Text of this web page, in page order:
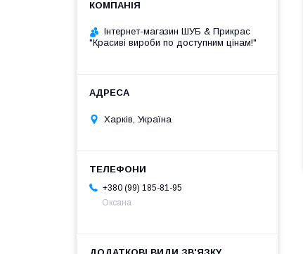
Інтернет-магазин ШУБ & Прикрас
"Красиві вироби по доступним цінам!"
Харків, Україна
+380 (99) 185-81-95
Оксана